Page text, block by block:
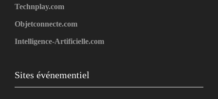
Technplay.com
Objetconnecte.com
Intelligence-Artificielle.com
Sites événementiel